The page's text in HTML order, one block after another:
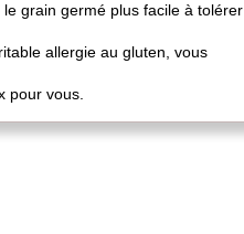
grain germé plus facile à tolérer
allergie au gluten, vous
pour vous.